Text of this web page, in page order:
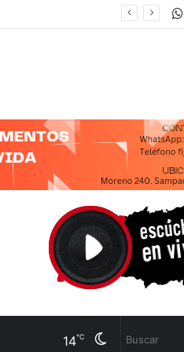
Cambiar
14℃